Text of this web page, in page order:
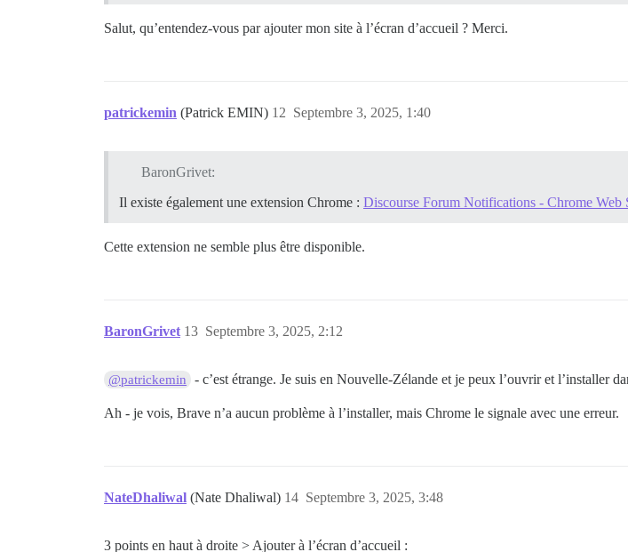
Salut, qu’entendez-vous par ajouter mon site à l’écran d’accueil ? Merci.
patrickemin (Patrick EMIN) Septembre 3, 2025, 1:40
12
BaronGrivet:
Il existe également une extension Chrome : Discourse Forum Notifications - Chrome Web
Cette extension ne semble plus être disponible.
BaronGrivet Septembre 3, 2025, 2:12
13
@patrickemin - c’est étrange. Je suis en Nouvelle-Zélande et je peux l’ouvrir et l’installer
Ah - je vois, Brave n’a aucun problème à l’installer, mais Chrome le signale avec une erreur.
NateDhaliwal (Nate Dhaliwal) Septembre 3, 2025, 3:48
14
3 points en haut à droite > Ajouter à l’écran d’accueil :